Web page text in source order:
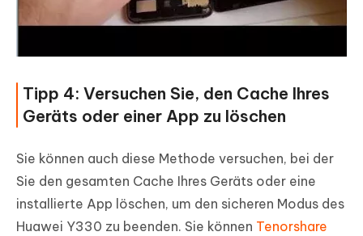
Tipp 4: Versuchen Sie, den Cache Ihres
Geräts oder einer App zu löschen
Sie können auch diese Methode versuchen, bei der
Sie den gesamten Cache Ihres Geräts oder eine
installierte App löschen, um den sicheren Modus des
Huawei Y330 zu beenden. Sie können Tenorshare